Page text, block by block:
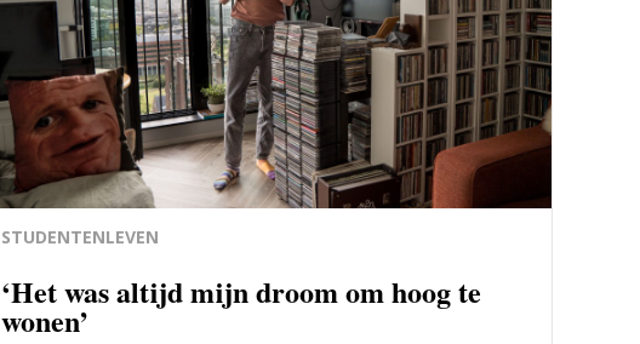
STUDENTENLEVEN
‘Het was altijd mijn droom om hoog te
wonen’